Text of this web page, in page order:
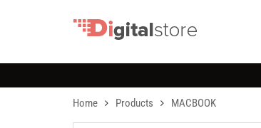
Home Products MACBOOK